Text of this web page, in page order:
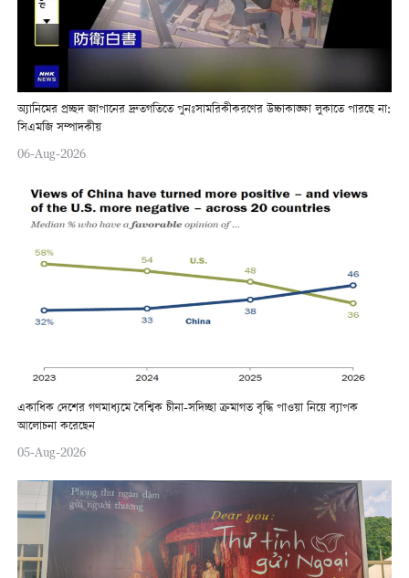
অ্যানিমের প্রচ্ছদ জাপানের দ্রুতগতিতে পুনঃসামরিকীকরণের উচ্চাকাঙ্ক্ষা লুকাতে পারছে না:
সিএমজি সম্পাদকীয়
06-Aug-2026
একাধিক দেশের গণমাধ্যমে বৈশ্বিক চীনা-সদিচ্ছা ক্রমাগত বৃদ্ধি পাওয়া নিয়ে ব্যাপক
আলোচনা করেছেন
05-Aug-2026